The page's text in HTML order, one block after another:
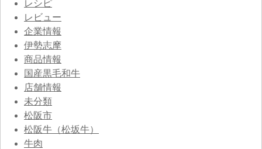
レシピ
レビュー
企業情報
伊勢志摩
商品情報
国産黒毛和牛
店舗情報
未分類
松阪市
松阪牛（松坂牛）
牛肉